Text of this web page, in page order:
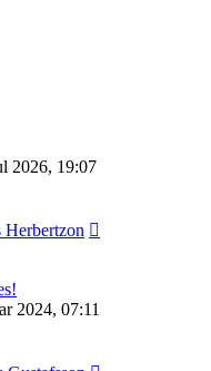
2026, 19:07
Herbertzon
2024, 07:11